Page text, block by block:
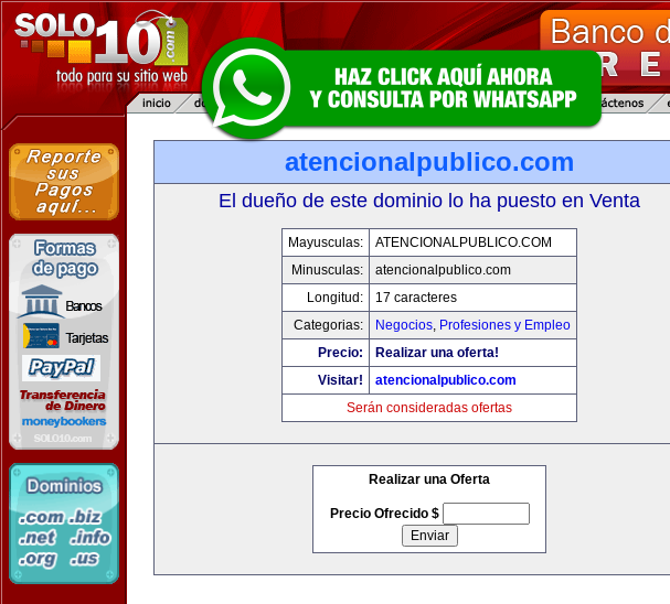
atencionalpublico.com
El dueño de este dominio lo ha puesto en Venta
Mayusculas:
ATENCIONALPUBLICO.COM
Minusculas:
atencionalpublico.com
Longitud:
17 caracteres
Categorias:
Negocios, Profesiones y Empleo
Precio:
Realizar una oferta!
Visitar!
atencionalpublico.com
Serán consideradas ofertas
Realizar una Oferta
Precio Ofrecido $